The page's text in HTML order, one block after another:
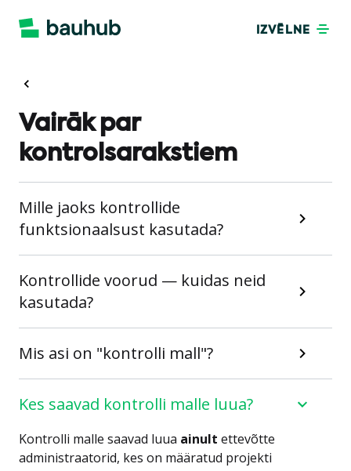
IZVĒLNE
Vairāk par
kontrolsarakstiem
Mille jaoks kontrollide
funktsionaalsust kasutada?
Kontrollide voorud — kuidas neid
kasutada?
Mis asi on "kontrolli mall"?
Kes saavad kontrolli malle luua?
Kontrolli malle saavad luua ainult ettevõtte
administraatorid, kes on määratud projekti